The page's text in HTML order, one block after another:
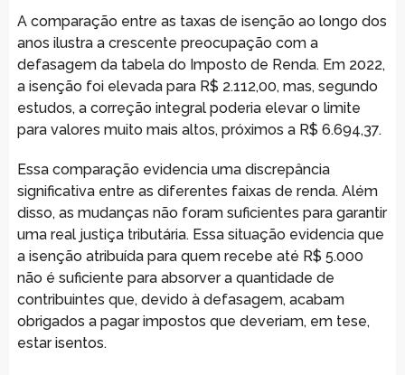
A comparação entre as taxas de isenção ao longo dos
anos ilustra a crescente preocupação com a
defasagem da tabela do Imposto de Renda. Em 2022,
a isenção foi elevada para R$ 2.112,00, mas, segundo
estudos, a correção integral poderia elevar o limite
para valores muito mais altos, próximos a R$ 6.694,37.
Essa comparação evidencia uma discrepância
significativa entre as diferentes faixas de renda. Além
disso, as mudanças não foram suficientes para garantir
uma real justiça tributária. Essa situação evidencia que
a isenção atribuída para quem recebe até R$ 5.000
não é suficiente para absorver a quantidade de
contribuintes que, devido à defasagem, acabam
obrigados a pagar impostos que deveriam, em tese,
estar isentos.